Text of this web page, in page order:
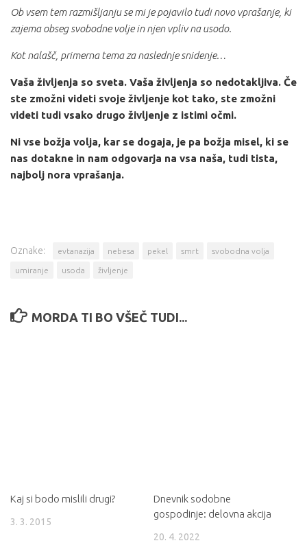
Ob vsem tem razmišljanju se mi je pojavilo tudi novo vprašanje, ki
zajema obseg svobodne volje in njen vpliv na usodo.
Kot nalašč, primerna tema za naslednje snidenje…
Vaša življenja so sveta. Vaša življenja so nedotakljiva. Če
ste zmožni videti svoje življenje kot tako, ste zmožni
videti tudi vsako drugo življenje z istimi očmi.
Ni vse božja volja, kar se dogaja, je pa božja misel, ki se
nas dotakne in nam odgovarja na vsa naša, tudi tista,
najbolj nora vprašanja.
Oznake: evtanazija nebesa pekel smrt svobodna volja
umiranje usoda življenje
MORDA TI BO VŠEČ TUDI...
Kaj si bodo mislili drugi?
3. 3. 2015
Dnevnik sodobne
gospodinje: delovna akcija
20. 4. 2022